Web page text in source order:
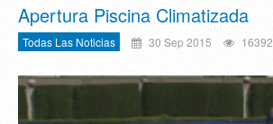
Apertura Piscina Climatizada
Todas Las Noticias 30 Sep 2015 16392